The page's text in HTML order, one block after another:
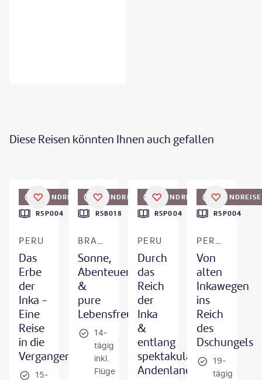
Diese Reisen könnten Ihnen auch gefallen
DEAL RUNDREISE
R5P004
PERU
Das
Erbe
der
Inka -
Eine
Reise
in die
Vergangenheit
15-
DEAL RUNDREISE
R5B018
BRASILIEN
Sonne,
Abenteuer
&
pure
Lebensfreude
14-
tägig
inkl.
Flüge
RUNDREISE
R5P004
PERU
Durch
das
Reich
der
Inka
&
entlang
spektakulärer
Andenlandschaften
RUNDREISE
R5P004
PERU & AMAZONAS
Von
alten
Inkawegen
ins
Reich
des
Dschungels
19-
tägig